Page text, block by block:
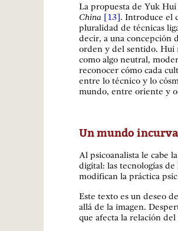
La propuesta de Yuk
China [13]. Introduce el
pluralidad de técnicas
decir, a una concepción
orden y del sentido. Hui
como algo neutral,
reconocer cómo cada
entre lo técnico y lo
mundo, entre oriente y
Un mundo
Al psicoanalista le cabe
digital: las tecnologías
modifican la práctica
Este texto es un deseo
allá de la imagen.
que afecta la relación